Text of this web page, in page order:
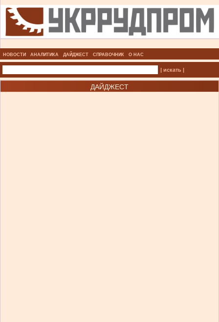
НОВОСТИ АНАЛИТИКА ДАЙДЖЕСТ СПРАВОЧНИК О НАС
| искать |
ДАЙДЖЕСТ